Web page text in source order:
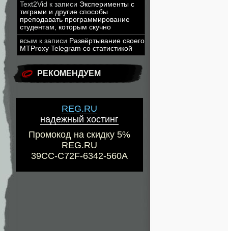
Text2Vid к записи Эксперименты с
тиграми и другие способы
преподавать программирование
студентам, которым скучно
всым к записи Развёртывание своего
MTProxy Telegram со статистикой
РЕКОМЕНДУЕМ
REG.RU
надежный хостинг
Промокод на скидку 5%
REG.RU
39CC-C72F-6342-560A